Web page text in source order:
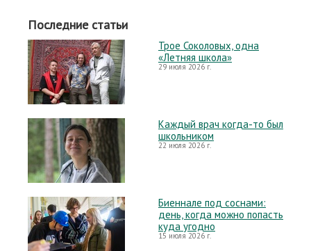
Последние статьи
Трое Соколовых, одна
«Летняя школа»
29 июля 2026 г.
Каждый врач когда-то был
школьником
22 июля 2026 г.
Биеннале под соснами:
день, когда можно попасть
куда угодно
15 июля 2026 г.